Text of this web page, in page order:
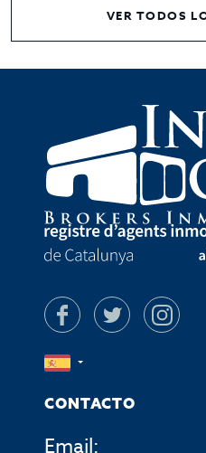
VER TODOS
CONTACTO
Email: